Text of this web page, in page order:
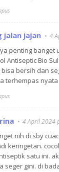
jalan jajan 4
penting banget
Antiseptic Bio
bersih dan
terhempas nyata
4 April 2024
nih di sby
keringetan.
satu ini.
seger gini. di